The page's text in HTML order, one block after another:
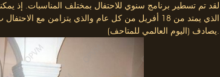
لقد تم تسطير برنامج سنوي للاحتفال بمختلف المناسبات. إذ
يصادف (اليوم العالمي للمتاحف).